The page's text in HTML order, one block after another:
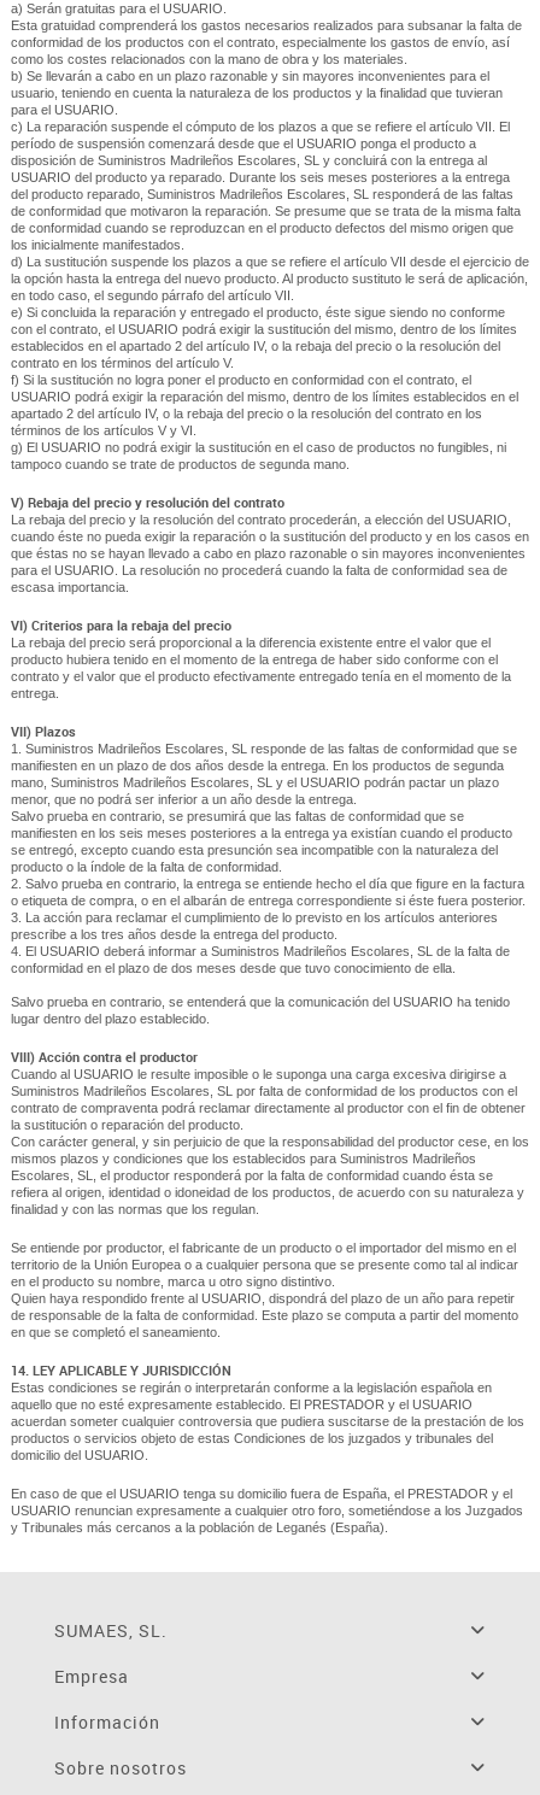
a) Serán gratuitas para el USUARIO.
Esta gratuidad comprenderá los gastos necesarios realizados para subsanar la falta de
conformidad de los productos con el contrato, especialmente los gastos de envío, así
como los costes relacionados con la mano de obra y los materiales.
b) Se llevarán a cabo en un plazo razonable y sin mayores inconvenientes para el
usuario, teniendo en cuenta la naturaleza de los productos y la finalidad que tuvieran
para el USUARIO.
c) La reparación suspende el cómputo de los plazos a que se refiere el artículo VII. El
período de suspensión comenzará desde que el USUARIO ponga el producto a
disposición de Suministros Madrileños Escolares, SL y concluirá con la entrega al
USUARIO del producto ya reparado. Durante los seis meses posteriores a la entrega
del producto reparado, Suministros Madrileños Escolares, SL responderá de las faltas
de conformidad que motivaron la reparación. Se presume que se trata de la misma falta
de conformidad cuando se reproduzcan en el producto defectos del mismo origen que
los inicialmente manifestados.
d) La sustitución suspende los plazos a que se refiere el artículo VII desde el ejercicio de
la opción hasta la entrega del nuevo producto. Al producto sustituto le será de aplicación,
en todo caso, el segundo párrafo del artículo VII.
e) Si concluida la reparación y entregado el producto, éste sigue siendo no conforme
con el contrato, el USUARIO podrá exigir la sustitución del mismo, dentro de los límites
establecidos en el apartado 2 del artículo IV, o la rebaja del precio o la resolución del
contrato en los términos del artículo V.
f) Si la sustitución no logra poner el producto en conformidad con el contrato, el
USUARIO podrá exigir la reparación del mismo, dentro de los límites establecidos en el
apartado 2 del artículo IV, o la rebaja del precio o la resolución del contrato en los
términos de los artículos V y VI.
g) El USUARIO no podrá exigir la sustitución en el caso de productos no fungibles, ni
tampoco cuando se trate de productos de segunda mano.
V) Rebaja del precio y resolución del contrato
La rebaja del precio y la resolución del contrato procederán, a elección del USUARIO,
cuando éste no pueda exigir la reparación o la sustitución del producto y en los casos en
que éstas no se hayan llevado a cabo en plazo razonable o sin mayores inconvenientes
para el USUARIO. La resolución no procederá cuando la falta de conformidad sea de
escasa importancia.
VI) Criterios para la rebaja del precio
La rebaja del precio será proporcional a la diferencia existente entre el valor que el
producto hubiera tenido en el momento de la entrega de haber sido conforme con el
contrato y el valor que el producto efectivamente entregado tenía en el momento de la
entrega.
VII) Plazos
1. Suministros Madrileños Escolares, SL responde de las faltas de conformidad que se
manifiesten en un plazo de dos años desde la entrega. En los productos de segunda
mano, Suministros Madrileños Escolares, SL y el USUARIO podrán pactar un plazo
menor, que no podrá ser inferior a un año desde la entrega.
Salvo prueba en contrario, se presumirá que las faltas de conformidad que se
manifiesten en los seis meses posteriores a la entrega ya existían cuando el producto
se entregó, excepto cuando esta presunción sea incompatible con la naturaleza del
producto o la índole de la falta de conformidad.
2. Salvo prueba en contrario, la entrega se entiende hecho el día que figure en la factura
o etiqueta de compra, o en el albarán de entrega correspondiente si éste fuera posterior.
3. La acción para reclamar el cumplimiento de lo previsto en los artículos anteriores
prescribe a los tres años desde la entrega del producto.
4. El USUARIO deberá informar a Suministros Madrileños Escolares, SL de la falta de
conformidad en el plazo de dos meses desde que tuvo conocimiento de ella.
Salvo prueba en contrario, se entenderá que la comunicación del USUARIO ha tenido
lugar dentro del plazo establecido.
VIII) Acción contra el productor
Cuando al USUARIO le resulte imposible o le suponga una carga excesiva dirigirse a
Suministros Madrileños Escolares, SL por falta de conformidad de los productos con el
contrato de compraventa podrá reclamar directamente al productor con el fin de obtener
la sustitución o reparación del producto.
Con carácter general, y sin perjuicio de que la responsabilidad del productor cese, en los
mismos plazos y condiciones que los establecidos para Suministros Madrileños
Escolares, SL, el productor responderá por la falta de conformidad cuando ésta se
refiera al origen, identidad o idoneidad de los productos, de acuerdo con su naturaleza y
finalidad y con las normas que los regulan.
Se entiende por productor, el fabricante de un producto o el importador del mismo en el
territorio de la Unión Europea o a cualquier persona que se presente como tal al indicar
en el producto su nombre, marca u otro signo distintivo.
Quien haya respondido frente al USUARIO, dispondrá del plazo de un año para repetir
de responsable de la falta de conformidad. Este plazo se computa a partir del momento
en que se completó el saneamiento.
14. LEY APLICABLE Y JURISDICCIÓN
Estas condiciones se regirán o interpretarán conforme a la legislación española en
aquello que no esté expresamente establecido. El PRESTADOR y el USUARIO
acuerdan someter cualquier controversia que pudiera suscitarse de la prestación de los
productos o servicios objeto de estas Condiciones de los juzgados y tribunales del
domicilio del USUARIO.
En caso de que el USUARIO tenga su domicilio fuera de España, el PRESTADOR y el
USUARIO renuncian expresamente a cualquier otro foro, sometiéndose a los Juzgados
y Tribunales más cercanos a la población de Leganés (España).
SUMAES, SL.
Empresa
Información
Sobre nosotros